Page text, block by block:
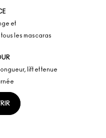
et
les mascaras
lift et tenue